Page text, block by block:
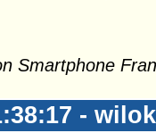
Smartphone
- wilok